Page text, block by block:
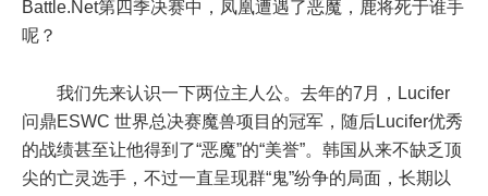
Battle.Net第四季决赛中，凤凰遭遇了恶魔，鹿将死于谁手
呢？
我们先来认识一下两位主人公。去年的7月，Lucifer
问鼎ESWC 世界总决赛魔兽项目的冠军，随后Lucifer优秀
的战绩甚至让他得到了“恶魔”的“美誉”。韩国从来不缺乏顶
尖的亡灵选手，不过一直呈现群“鬼”纷争的局面，长期以